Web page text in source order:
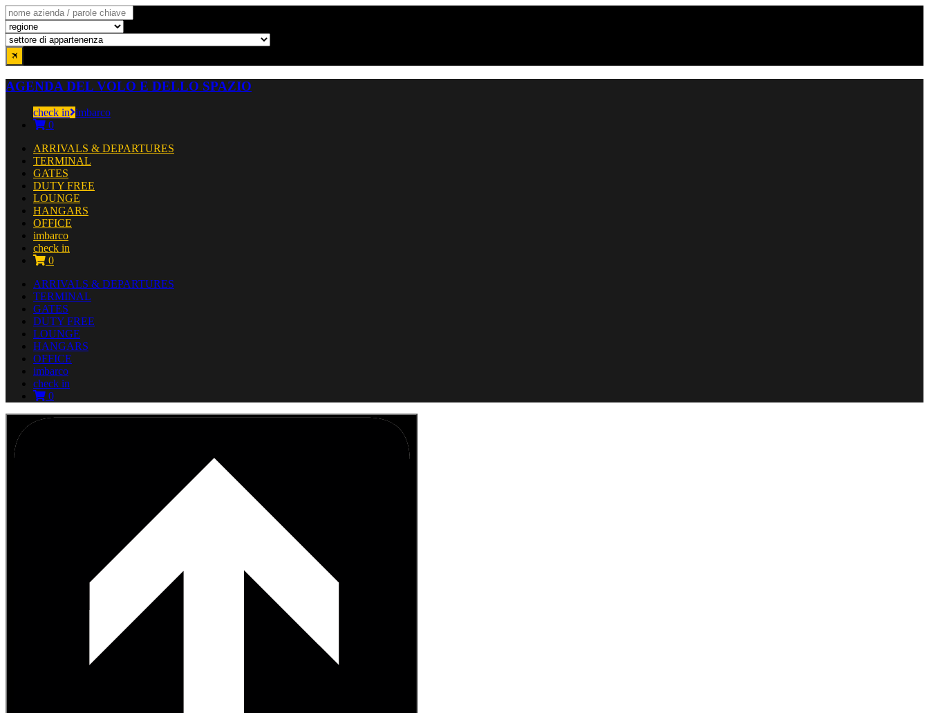
AGENDA DEL VOLO E DELLO SPAZIO
check in imbarco
0
ARRIVALS & DEPARTURES
TERMINAL
GATES
DUTY FREE
LOUNGE
HANGARS
OFFICE
imbarco
check in
0
ARRIVALS & DEPARTURES
TERMINAL
GATES
DUTY FREE
LOUNGE
HANGARS
OFFICE
imbarco
check in
0